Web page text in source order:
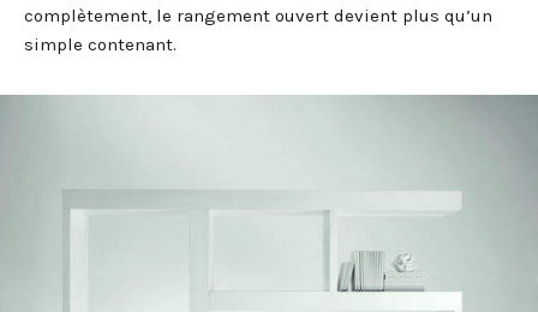
complètement, le rangement ouvert devient plus qu’un
simple contenant.